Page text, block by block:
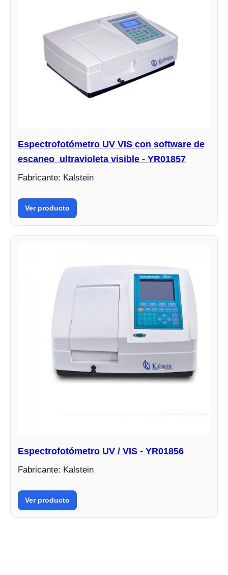
Espectrofotómetro UV VIS con software de
escaneo ultravioleta visible - YR01857
Fabricante: Kalstein
Ver producto
Espectrofotómetro UV / VIS - YR01856
Fabricante: Kalstein
Ver producto